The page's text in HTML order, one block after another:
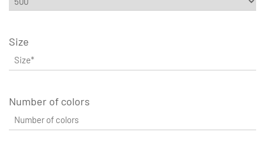
Size
Number of colors